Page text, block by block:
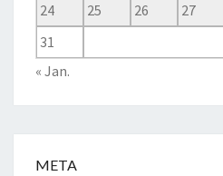
24
25 26 27
31
« Jan.
META